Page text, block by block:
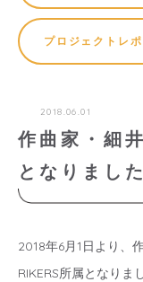
プロジェクトレポ
2018.06.01
作曲家・細
となりました
2018年6月1日より、
RIKERS所属となりま